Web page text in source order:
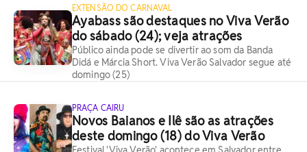
EXTENSÃO DO CARNAVAL
Ayabass são destaques no Viva Verão
do sábado (24); veja atrações
Público ainda pode se divertir ao som da Banda
Didá e Márcia Short. Viva Verão Salvador segue até
domingo (25)
PRAÇA CAIRU
Novos Baianos e Ilê são as atrações
deste domingo (18) do Viva Verão